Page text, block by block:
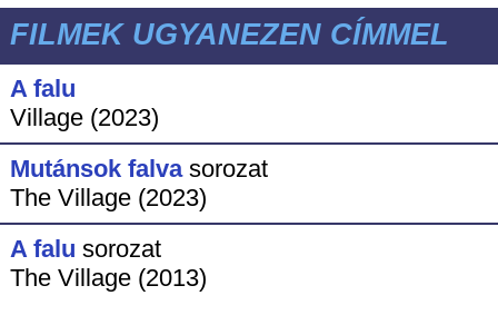
FILMEK UGYANEZEN CÍMMEL
A falu
Village (2023)
Mutánsok falvasorozat
The Village (2023)
A falu sorozat
The Village (2013)